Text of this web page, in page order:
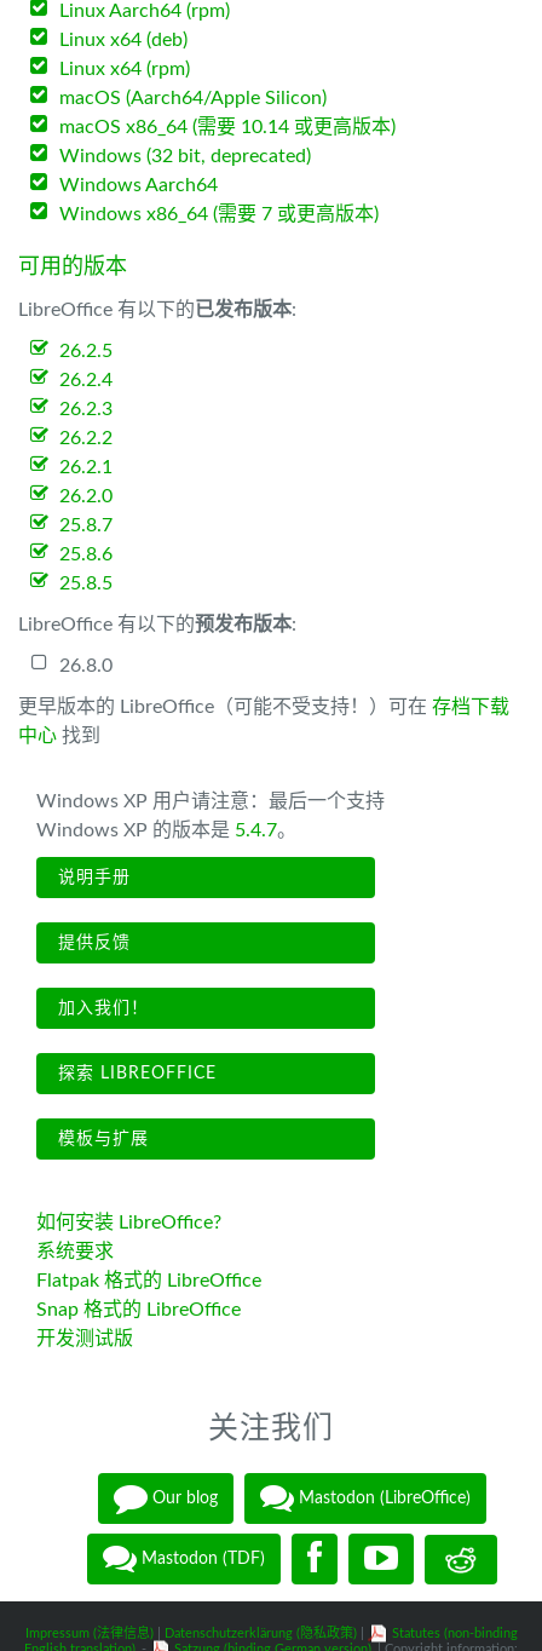
Linux Aarch64 (rpm)
Linux x64 (deb)
Linux x64 (rpm)
macOS (Aarch64/Apple Silicon)
macOS x86_64 (需要 10.14 或更高版本)
Windows (32 bit, deprecated)
Windows Aarch64
Windows x86_64 (需要 7 或更高版本)
可用的版本
LibreOffice 有以下的已发布版本:
26.2.5
26.2.4
26.2.3
26.2.2
26.2.1
26.2.0
25.8.7
25.8.6
25.8.5
LibreOffice 有以下的预发布版本:
26.8.0
更早版本的 LibreOffice（可能不受支持！）可在 存档下载
中心 找到
Windows XP 用户请注意：最后一个支持
Windows XP 的版本是 5.4.7。
说明手册
提供反馈
加入我们！
探索 LIBREOFFICE
模板与扩展
如何安装 LibreOffice?
系统要求
Flatpak 格式的 LibreOffice
Snap 格式的 LibreOffice
开发测试版
关注我们
Our blog Mastodon (LibreOffice)
Mastodon (TDF)
Impressum (法律信息)| Datenschutzerklärung (隐私政策)|
Statutes (non-binding